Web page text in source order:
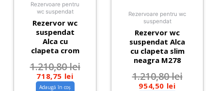
Rezervoare pentru
wc suspendat
Rezervor wc
suspendat
Alca cu
clapeta crom
1.210,80lei
718,75 lei
Adaugă în coș
Rezervoare pentru wc
suspendat
Rezervor wc
suspendat Alca
cu clapeta slim
neagra M278
1.210,80lei
954,50 lei